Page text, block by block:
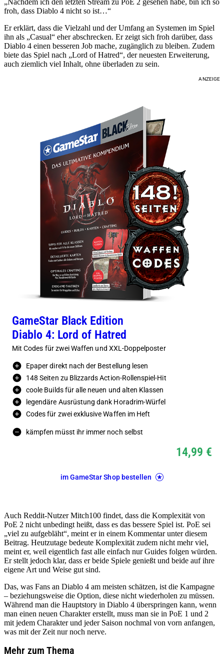
froh, dass Diablo 4 nicht so ist…“
Er erklärt, dass die Vielzahl und der Umfang an Systemen im Spiel
ihn als „Casual“ eher abschrecken. Er zeigt sich froh darüber, dass
Diablo 4 einen besseren Job mache, zugänglich zu bleiben. Zudem
biete das Spiel nach „Lord of Hatred“, der neuesten Erweiterung,
auch ziemlich viel Inhalt, ohne überladen zu sein.
GameStar Black Edition
Diablo 4: Lord of Hatred
Mit Codes für zwei Waffen und XXL-Doppelposter
Epaper direkt nach der Bestellung lesen
148 Seiten zu Blizzards Action-Rollenspiel-Hit
coole Builds für alle neuen und alten Klassen
legendäre Ausrüstung dank Horadrim-Würfel
Codes für zwei exklusive Waffen im Heft
kämpfen müsst ihr immer noch selbst
14,99 €
im GameStar Shop bestellen
Auch Reddit-Nutzer Mitch100 findet, dass die Komplexität von
PoE 2 nicht unbedingt heißt, dass es das bessere Spiel ist. PoE sei
„viel zu aufgebläht“, meint er in einem Kommentar unter diesem
Beitrag. Heutzutage bedeute Komplexität zudem nicht mehr viel,
meint er, weil eigentlich fast alle einfach nur Guides folgen würden.
Er stellt jedoch klar, dass er beide Spiele genießt und beide auf ihre
eigene Art und Weise gut sind.
Das, was Fans an Diablo 4 am meisten schätzen, ist die Kampagne
– beziehungsweise die Option, diese nicht wiederholen zu müssen.
Während man die Hauptstory in Diablo 4 überspringen kann, wenn
man einen neuen Charakter erstellt, muss man sie in PoE 1 und 2
mit jedem Charakter und jeder Saison nochmal von vorn anfangen,
was mit der Zeit nur noch nerve.
Mehr zum Thema